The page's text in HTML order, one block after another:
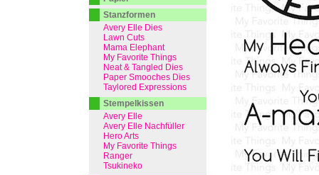
Stanzformen
Avery Elle Dies
Lawn Cuts
Mama Elephant
My Favorite Things
Neat & Tangled Dies
Paper Smooches Dies
Taylored Expressions
Stempelkissen
Avery Elle
Avery Elle Nachfüller
Hero Arts
My Favorite Things
Ranger
Tsukineko